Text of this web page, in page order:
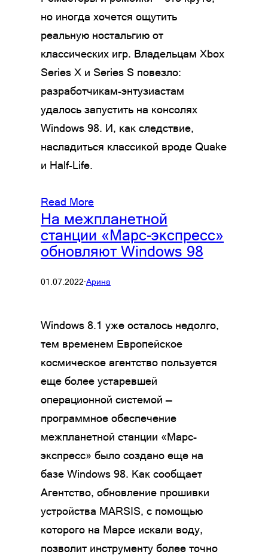
но иногда хочется ощутить
реальную ностальгию от
классических игр. Владельцам Xbox
Series X и Series S повезло:
разработчикам-энтузиастам
удалось запустить на консолях
Windows 98. И, как следствие,
насладиться классикой вроде Quake
и Half-Life.
Read More
На межпланетной
станции «Марс-экспресс»
обновляют Windows 98
01.07.2022·Арина
Windows 8.1 уже осталось недолго,
тем временем Европейское
космическое агентство пользуется
еще более устаревшей
операционной системой —
программное обеспечение
межпланетной станции «Марс-
экспресс» было создано еще на
базе Windows 98. Как сообщает
Агентство, обновление прошивки
устройства MARSIS, с помощью
которого на Марсе искали воду,
позволит инструменту более точно